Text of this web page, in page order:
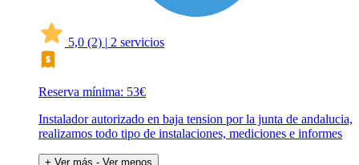
5,0 (2) | 2 servicios
Reserva mínima: 53€
Instalador autorizado en baja tension por la junta de andalucia,
realizamos todo tipo de instalaciones, mediciones e informes
+ Ver más - Ver menos